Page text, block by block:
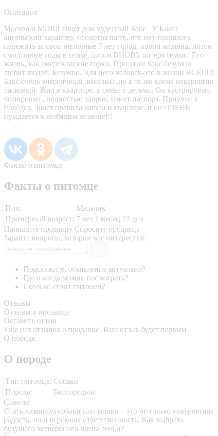
Описание
Москва и МО!!!! Ищет дом чудесный Бакс. У Бакса
ангельский характер, несмотря на то, что ему пришлось
пережить за свои неполные 7 лет-голод, побои хозяина, потом
счастливые годы в семье, потом ВНОВЬ потеря семьи. Его
жизнь, как американские горки. При этом Бакс безумно
любит людей. Безумно. Для него человек-это в жизни ВСЕ!!!!!
Бакс очень энергичный, веселый ,но в то же время невероятно
ласковый. Жил в квартире, в семье с детьми. Он кастрирован,
чипирован , полностью здоров, имеет паспорт. Приучен к
поводку. Знает правила жизни в квартире. и он ОЧЕНЬ
нуждается в любящем хозяине!!!
Факты о питомце
Факты о питомце
Пол:
Мальчик
Примерный возраст: 7 лет 1 месяц 23 дня
Напишите продавцу Спросите продавца
Задайте вопросы, которые вас интересуют
Подскажите, объявление актуально?
Где и когда можно посмотреть?
Сколько стоит питомец?
Отзывы
Отзывы о продавце
Оставить отзыв
Еще нет отзывов о продавце. Ваш отзыв будет первым.
О породе
О породе
Тип питомца: Собаки
Порода:
Беспородная
Советы
Стать хозяином собаки или кошки – это не только невероятная
радость, но и огромная ответственность. Как выбрать
будущего четвероного члена семьи?